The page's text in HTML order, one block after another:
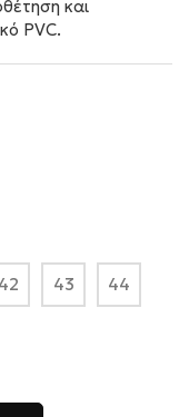
και
PVC.
42 43 44